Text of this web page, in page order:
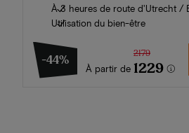
À 3 heures de route d'Utrecht /
Utilisation du bien-être
-44%
À partir de
2179
1229